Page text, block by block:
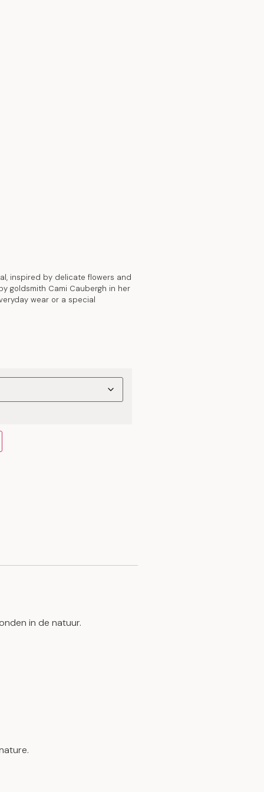
inspired by delicate flowers and
goldsmith Cami Caubergh in her
wear or a special
in de natuur.